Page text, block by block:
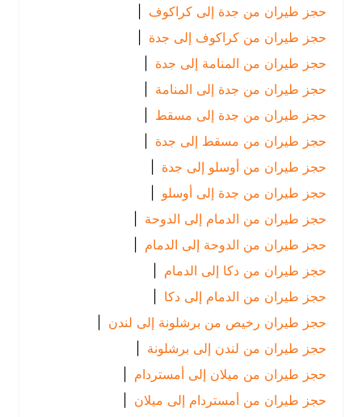
حجز طيران من جدة إلى كراكوف |
حجز طيران من كراكوف إلى جدة
حجز طيران من المنامة إلى جدة
حجز طيران من جدة إلى المنامة |
حجز طيران من جدة إلى مسقط |
حجز طيران من مسقط إلى جدة
حجز طيران من أوسلو إلى جدة
حجز طيران من جدة إلى أوسلو
|
حجز طيران من الدمام إلى الدوحة |
حجز طيران من الدوحة إلى الدمام
|
حجز طيران من دكا إلى الدمام
|
حجز طيران من الدمام إلى دكا |
حجز طيران رخيص من برشلونة إلى لندن
|
حجز طيران من لندن إلى برشلونة
|
حجز طيران من ميلان إلى أمستردام |
حجز طيران من أمستردام إلى ميلان |